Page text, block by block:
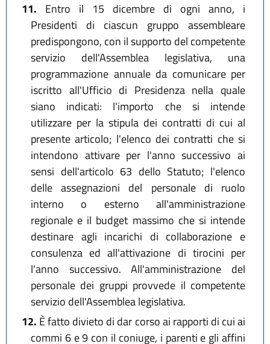
11. Entro il 15 dicembre di ogni anno, i
Presidenti di ciascun gruppo assembleare
predispongono, con il supporto del competente
servizio dell'Assemblea legislativa, una
programmazione annuale da comunicare per
iscritto all'Ufficio di Presidenza nella quale
siano indicati: l'importo che si intende
utilizzare per la stipula dei contratti di cui al
presente articolo; l'elenco dei contratti che si
intendono attivare per l'anno successivo ai
sensi dell'articolo 63 dello Statuto; l'elenco
delle assegnazioni del personale di ruolo
interno o esterno all'amministrazione
regionale e il budget massimo che si intende
destinare agli incarichi di collaborazione e
consulenza ed all'attivazione di tirocini per
l'anno successivo. All'amministrazione del
personale dei gruppi provvede il competente
servizio dell'Assemblea legislativa.
12. È fatto divieto di dar corso ai rapporti di cui ai
commi 6 e 9 con il coniuge, i parenti e gli affini